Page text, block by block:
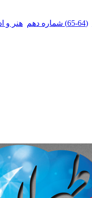
(64-65) شماره دهم هنر و